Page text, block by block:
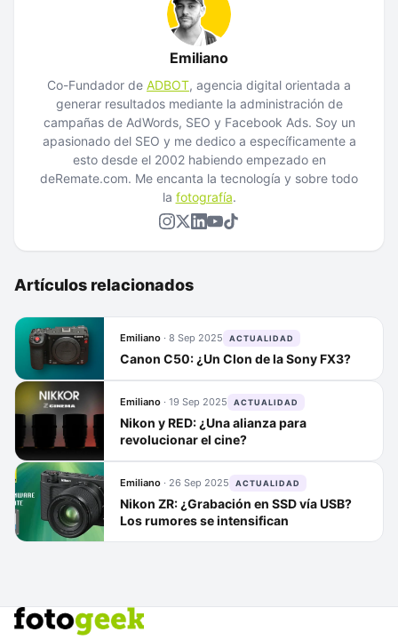
Emiliano
Co-Fundador de ADBOT, agencia digital orientada a
generar resultados mediante la administración de
campañas de AdWords, SEO y Facebook Ads. Soy un
apasionado del SEO y me dedico a específicamente a
esto desde el 2002 habiendo empezado en
deRemate.com. Me encanta la tecnología y sobre todo
la fotografía.
Artículos relacionados
Emiliano · 8 Sep 2025 ACTUALIDAD
Canon C50: ¿Un Clon de la Sony FX3?
Emiliano · 19 Sep 2025 ACTUALIDAD
Nikon y RED: ¿Una alianza para
revolucionar el cine?
Emiliano · 26 Sep 2025 ACTUALIDAD
Nikon ZR: ¿Grabación en SSD vía USB?
Los rumores se intensifican